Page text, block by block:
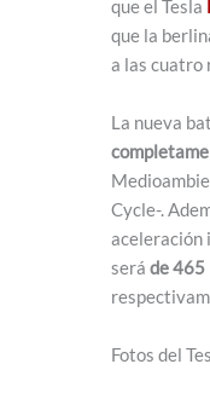
que el Tesla
que la
a las cuatro
La nueva
Cycle-.
aceleración
será de 465
Fotos del